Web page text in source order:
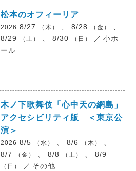
松本のオフィーリア
2026 8/27 （木） 、 8/28 （金）
8/29
（土） 、 8/30 （日） ／ 小ホ
ール
木ノ下歌舞伎「心中天の網島」
アクセシビリティ版 ＜東京公
演＞
2026 8/5 （水） 、 8/6 （木）
8/7
（金） 、 8/8 （土） 、 8/9
（日） ／ その他